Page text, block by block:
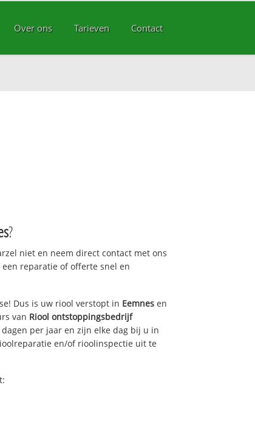
Over ons Tarieven Contact
?
niet en neem direct contact met ons
reparatie of offerte snel en
Dus is uw riool verstopt in Eemnes en
van Riool ontstoppingsbedrijf
per jaar en zijn elke dag bij u in
en/of rioolinspectie uit te